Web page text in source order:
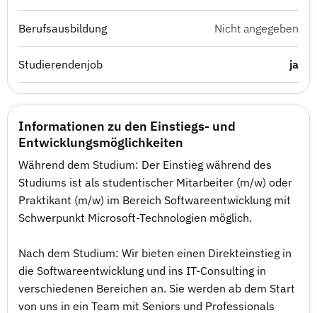
Berufsausbildung Nicht angegeben
Studierendenjob ja
Informationen zu den Einstiegs- und
Entwicklungsmöglichkeiten
Während dem Studium: Der Einstieg während des
Studiums ist als studentischer Mitarbeiter (m/w) oder
Praktikant (m/w) im Bereich Softwareentwicklung mit
Schwerpunkt Microsoft-Technologien möglich.
Nach dem Studium: Wir bieten einen Direkteinstieg in
die Softwareentwicklung und ins IT-Consulting in
verschiedenen Bereichen an. Sie werden ab dem Start
von uns in ein Team mit Seniors und Professionals